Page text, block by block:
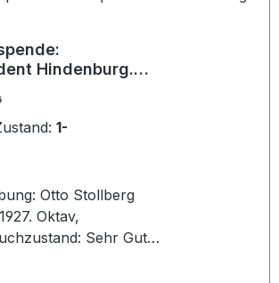
Hindenburg.
1-
Otto Stollberg
Oktav,
Sehr Gut